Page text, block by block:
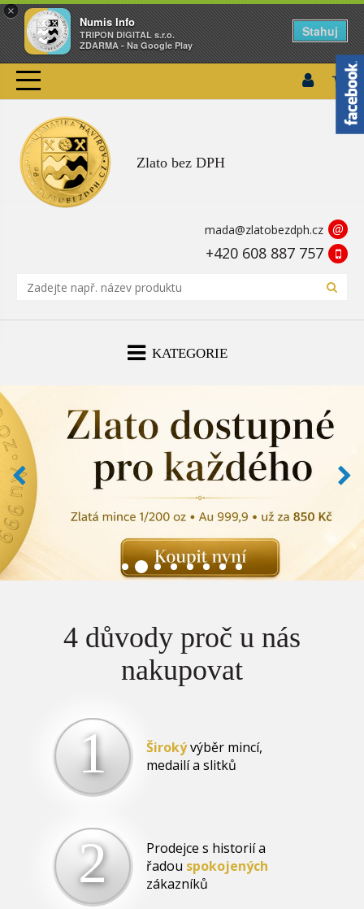
×
Numis Info
TRIPON DIGITAL s.r.o.
ZDARMA - Na Google Play
Stahuj
Zlato bez DPH
mada@zlatobezdph.cz @
+420 608 887 757
KATEGORIE
4 důvody proč u nás
nakupovat
1 Širokývýběr mincí,
medailí a slitků
2
Prodejce s historií a
řadou spokojených
zákazníků